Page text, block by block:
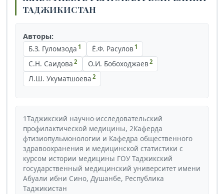
ТАДЖИКИСТАН
Авторы:
Б.З. Гуломзода 1 Ё.Ф. Расулов1
С.Н. Саидова 2 О.И. Бобоходжаев2
Л.Ш. Укуматшоева 2
1Таджикский научно-исследовательский
профилактической медицины, 2Каферда
фтизиопульмонологии и Кафедра общественного
здравоохранения и медицинской статистики с
курсом истории медицины ГОУ Таджикский
государственный медицинский университет имени
Абуали ибни Сино, Душанбе, Республика
Таджикистан